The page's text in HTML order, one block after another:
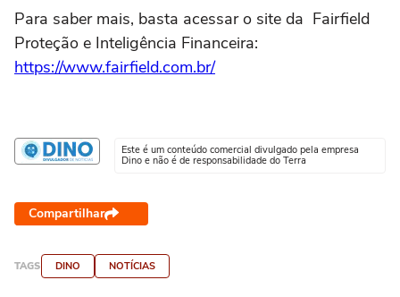
Para saber mais, basta acessar o site da Fairfield
Proteção e Inteligência Financeira:
https://www.fairfield.com.br/
Este é um conteúdo comercial divulgado pela empresa
Dino e não é de responsabilidade do Terra
Compartilhar
TAGS DINO NOTÍCIAS